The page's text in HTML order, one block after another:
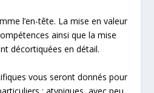
l’en-tête. La mise en valeur
ainsi que la mise
décortiquées en détail.
vous seront donnés pour
: atypiques, avec peu